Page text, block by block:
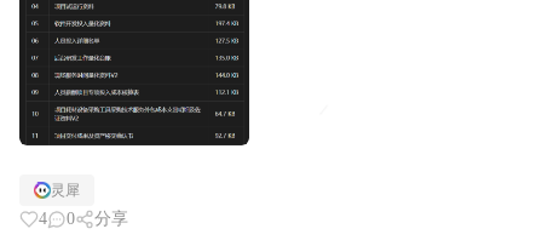
全链条。这十五份文档要是全靠人工写，光是理清...
灵犀
4 0 分享